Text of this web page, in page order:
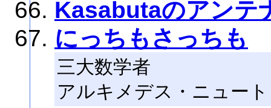
Kasabutaのアンテ
にっちもさっちも
三大数学者
アルキメデス・ニュー